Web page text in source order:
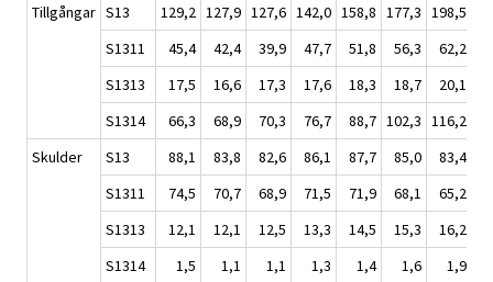
Tillgångar S13 129,2 127,9 127,6 142,0 158,8 177,3 198,5
S1311
45,4 42,4 39,9 47,7 51,8 56,3 62,2
S1313
17,5 16,6 17,3 17,6 18,3 18,7 20,1
S1314
66,3 68,9 70,3 76,7 88,7 102,3 116,2
Skulder
S13 88,1 83,8 82,6 86,1 87,7 85,0 83,4
S1311
74,5 70,7 68,9 71,5 71,9 68,1 65,2
S1313
12,1 12,1 12,5 13,3 14,5 15,3 16,2
S1314
1,5 1,1 1,1 1,3 1,4 1,6 1,9